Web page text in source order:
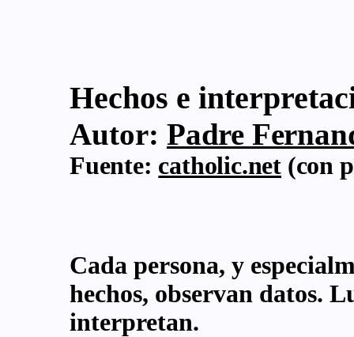
Hechos e
Autor: Padre
Fuente: catholic.net (con
Cada persona, y
hechos, observan datos.
interpretan.